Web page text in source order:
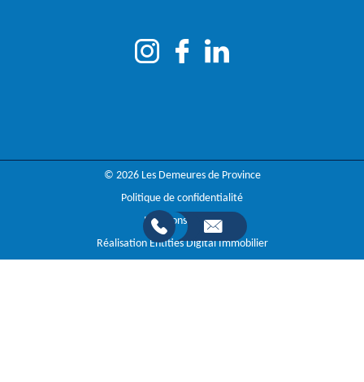
© 2026 Les Demeures de Province
Politique de confidentialité
Mentions légales
Réalisation Entities Digital Immobilier